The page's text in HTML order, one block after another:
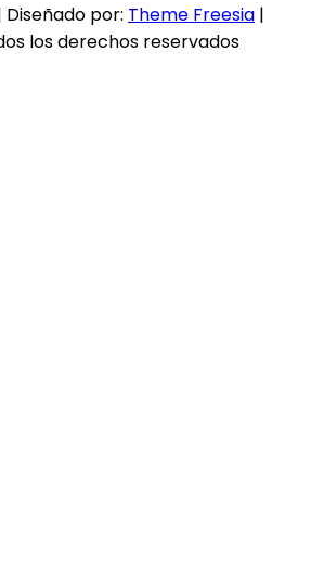
Diseñado por: Theme Freesia |
los derechos reservados